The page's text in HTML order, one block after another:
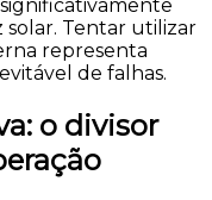
Tentar utilizar
representa
de falhas.
o divisor